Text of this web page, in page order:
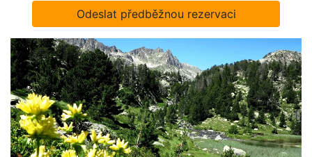
Odeslat předběžnou rezervaci